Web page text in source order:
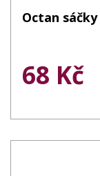
Octan sáčky
68 Kč